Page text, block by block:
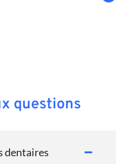
questions
dentaires